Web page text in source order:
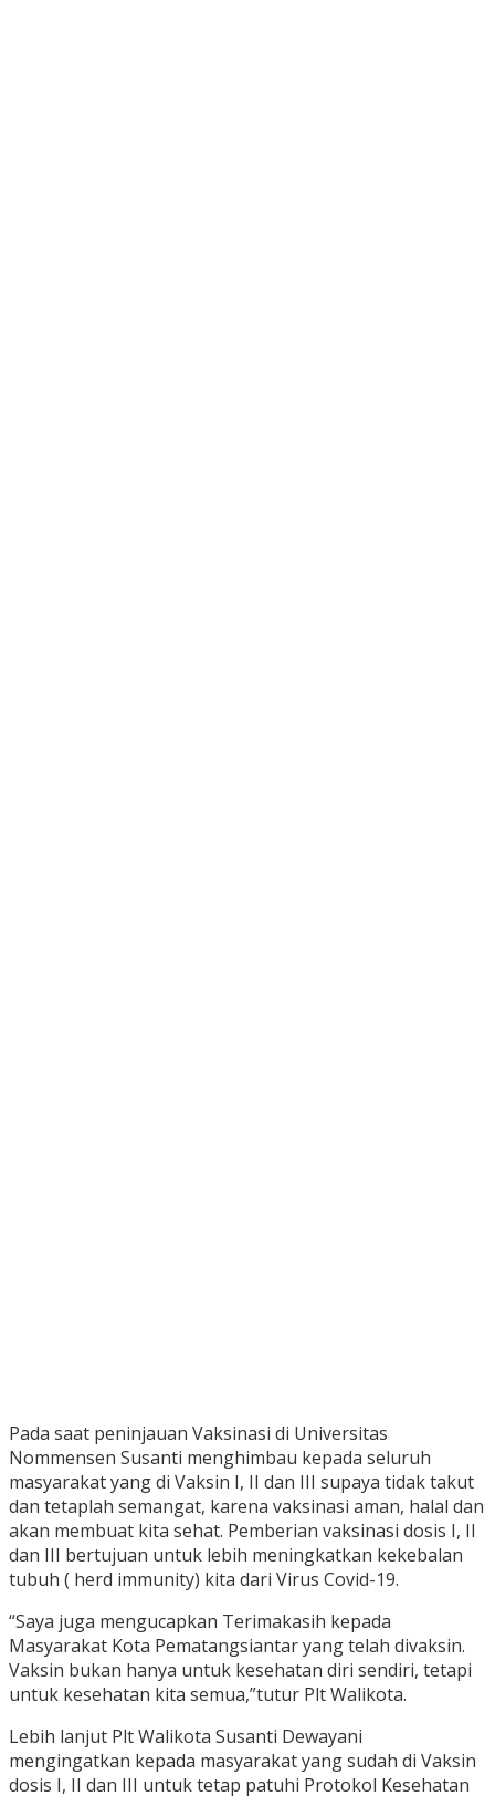
Pada saat peninjauan Vaksinasi di Universitas
Nommensen Susanti menghimbau kepada seluruh
masyarakat yang di Vaksin I, II dan III supaya tidak takut
dan tetaplah semangat, karena vaksinasi aman, halal dan
akan membuat kita sehat. Pemberian vaksinasi dosis I, II
dan III bertujuan untuk lebih meningkatkan kekebalan
tubuh ( herd immunity) kita dari Virus Covid-19.
“Saya juga mengucapkan Terimakasih kepada
Masyarakat Kota Pematangsiantar yang telah divaksin.
Vaksin bukan hanya untuk kesehatan diri sendiri, tetapi
untuk kesehatan kita semua,”tutur Plt Walikota.
Lebih lanjut Plt Walikota Susanti Dewayani
mengingatkan kepada masyarakat yang sudah di Vaksin
dosis I, II dan III untuk tetap patuhi Protokol Kesehatan